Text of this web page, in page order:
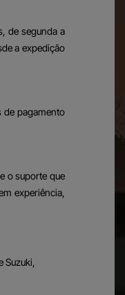
de segunda a
a expedição
de pagamento
o suporte que
experiência,